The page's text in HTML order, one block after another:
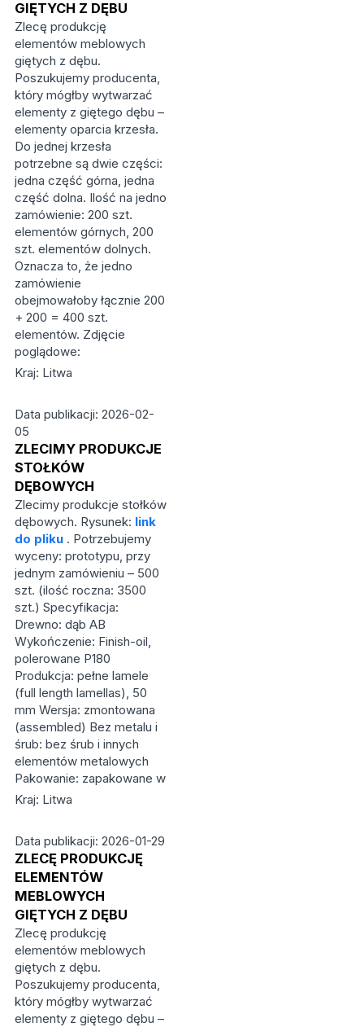
GIĘTYCH Z DĘBU
Zlecę produkcję
elementów meblowych
giętych z dębu.
Poszukujemy producenta,
który mógłby wytwarzać
elementy z giętego dębu –
elementy oparcia krzesła.
Do jednej krzesła
potrzebne są dwie części:
jedna część górna, jedna
część dolna. Ilość na jedno
zamówienie: 200 szt.
elementów górnych, 200
szt. elementów dolnych.
Oznacza to, że jedno
zamówienie
obejmowałoby łącznie 200
+ 200 = 400 szt.
elementów. Zdjęcie
poglądowe:
Kraj: Litwa
Data publikacji: 2026-02-
05
ZLECIMY PRODUKCJE
STOŁKÓW
DĘBOWYCH
Zlecimy produkcje stołków
dębowych. Rysunek: link
do pliku. Potrzebujemy
wyceny: prototypu, przy
jednym zamówieniu – 500
szt. (ilość roczna: 3500
szt.) Specyfikacja:
Drewno: dąb AB
Wykończenie: Finish-oil,
polerowane P180
Produkcja: pełne lamele
(full length lamellas), 50
mm Wersja: zmontowana
(assembled) Bez metalu i
śrub: bez śrub i innych
elementów metalowych
Pakowanie: zapakowane w
Kraj: Litwa
Data publikacji: 2026-01-29
ZLECĘ PRODUKCJĘ
ELEMENTÓW
MEBLOWYCH
GIĘTYCH Z DĘBU
Zlecę produkcję
elementów meblowych
giętych z dębu.
Poszukujemy producenta,
który mógłby wytwarzać
elementy z giętego dębu –